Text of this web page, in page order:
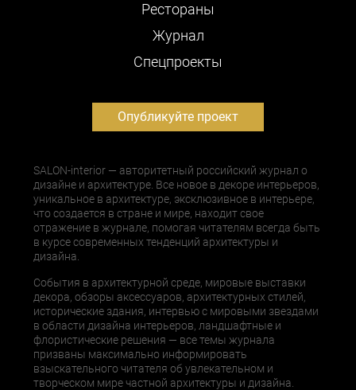
Рестораны
Журнал
Cпецпроекты
Опубликуйте проект
SALON-interior — авторитетный российский журнал о
дизайне и архитектуре. Все новое в декоре интерьеров,
уникальное в архитектуре, эксклюзивное в интерьере,
что создается в стране и мире, находит свое
отражение в журнале, помогая читателям всегда быть
в курсе современных тенденций архитектуры и
дизайна.
События в архитектурной среде, мировые выставки
декора, обзоры аксессуаров, архитектурных стилей,
исторические здания, интервью с мировыми звездами
в области дизайна интерьеров, ландшафтные и
флористические решения — все темы журнала
призваны максимально информировать
взыскательного читателя об увлекательном и
творческом мире частной архитектуры и дизайна.